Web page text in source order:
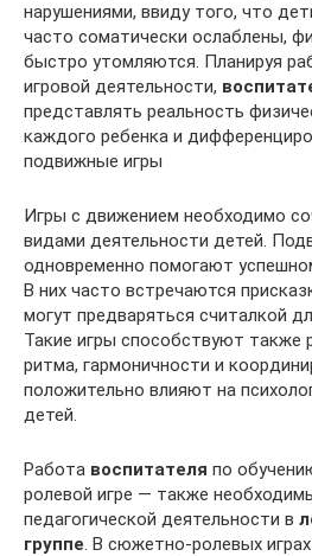
нарушениями, ввиду того, что
часто соматически ослаблены,
быстро утомляются. Планируя
игровой деятельности,
представлять реальность
каждого ребенка и
подвижные игры
Игры с движением необходимо
видами деятельности детей.
одновременно помогают
В них часто встречаются
могут предваряться считалкой
Такие игры способствуют также
ритма, гармоничности и
положительно влияют на
детей.
Работа воспитателя по
ролевой игре — также
педагогической деятельности в
группе. В сюжетно-ролевых играх